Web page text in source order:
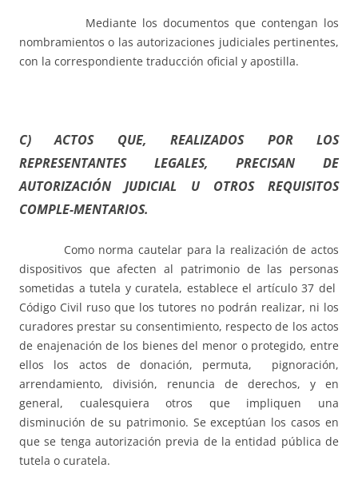
Mediante los documentos que contengan los
nombramientos o las autorizaciones judiciales pertinentes,
con la correspondiente traducción oficial y apostilla.
C) ACTOS QUE, REALIZADOS POR LOS
REPRESENTANTES LEGALES, PRECISAN DE
AUTORIZACIÓN JUDICIAL U OTROS REQUISITOS
COMPLE-MENTARIOS.
Como norma cautelar para la realización de actos
dispositivos que afecten al patrimonio de las personas
sometidas a tutela y curatela, establece el artículo 37 del
Código Civil ruso que los tutores no podrán realizar, ni los
curadores prestar su consentimiento, respecto de los actos
de enajenación de los bienes del menor o protegido, entre
ellos los actos de donación, permuta, pignoración,
arrendamiento, división, renuncia de derechos, y en
general, cualesquiera otros que impliquen una
disminución de su patrimonio. Se exceptúan los casos en
que se tenga autorización previa de la entidad pública de
tutela o curatela.